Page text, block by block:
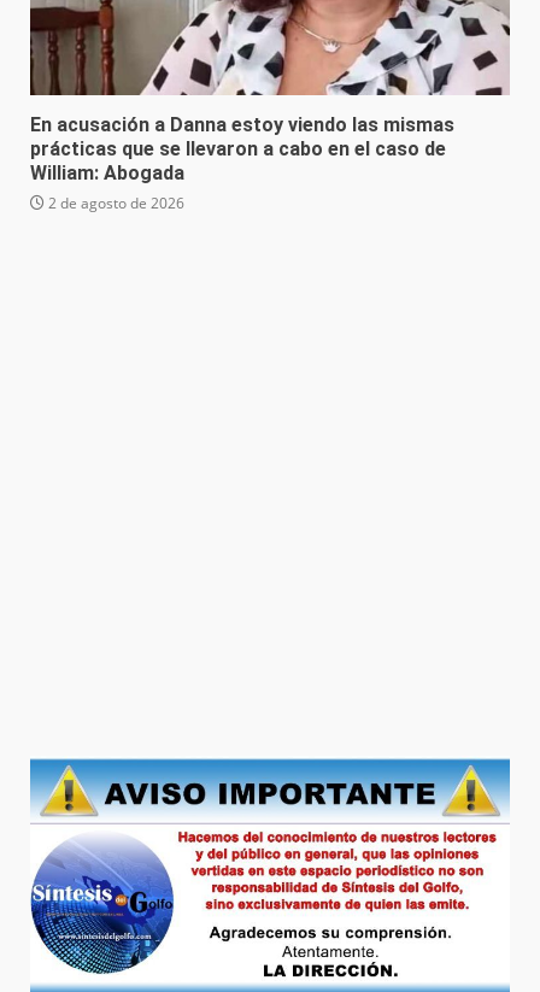
En acusación a Danna estoy viendo las mismas
prácticas que se llevaron a cabo en el caso de
William: Abogada
2 de agosto de 2026